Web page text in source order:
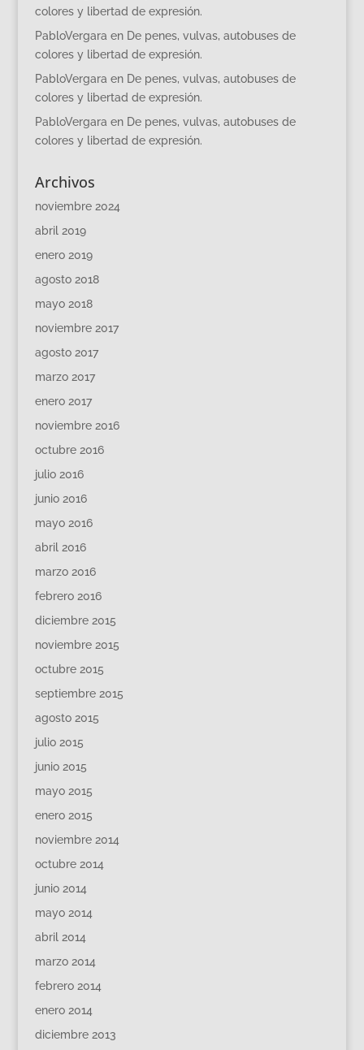
colores y libertad de expresión.
PabloVergara en De penes, vulvas, autobuses de
colores y libertad de expresión.
PabloVergara en De penes, vulvas, autobuses de
colores y libertad de expresión.
PabloVergara en De penes, vulvas, autobuses de
colores y libertad de expresión.
Archivos
noviembre 2024
abril 2019
enero 2019
agosto 2018
mayo 2018
noviembre 2017
agosto 2017
marzo 2017
enero 2017
noviembre 2016
octubre 2016
julio 2016
junio 2016
mayo 2016
abril 2016
marzo 2016
febrero 2016
diciembre 2015
noviembre 2015
octubre 2015
septiembre 2015
agosto 2015
julio 2015
junio 2015
mayo 2015
enero 2015
noviembre 2014
octubre 2014
junio 2014
mayo 2014
abril 2014
marzo 2014
febrero 2014
enero 2014
diciembre 2013